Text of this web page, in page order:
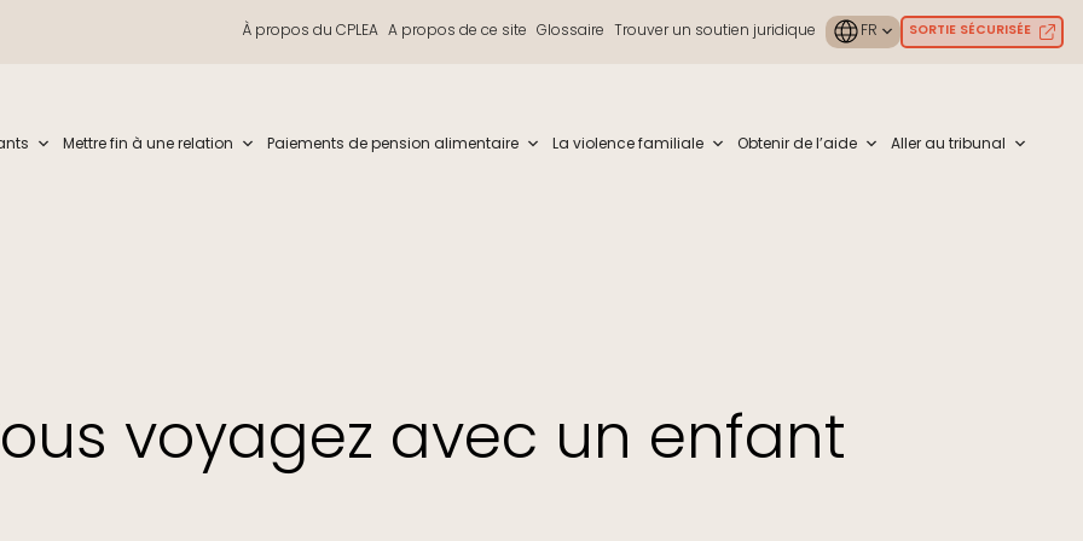
À propos du CPLEA A propos de ce site Glossaire Trouver un soutien juridique SORTIE SÉCURISÉE
Mettre fin à une relation Paiements de pension alimentaire La violence familiale Obtenir de l’aide Aller au tribunal
voyagez avec un enfant